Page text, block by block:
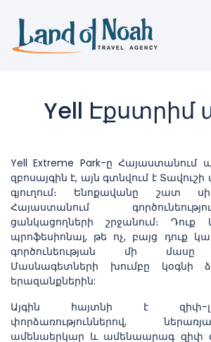
Yell Էքստրիմ
Yell Extreme Park-ը Հայաստանում
զբոսայգին է, այն գտնվում է
գյուղում։ Ենոքավանը շատ
Հայաստանում
ցանկացողների շրջանում։ Դուք
պրոֆեսիոնալ, թե ոչ, բայց դուք
գործունեության մի մասը
Մասնագետների խումբը կօգնի
երազանքներին:
Այգին հայտնի է զիփ-
փորձառություններով,
ամենաերկար և ամենաարագ զիփ